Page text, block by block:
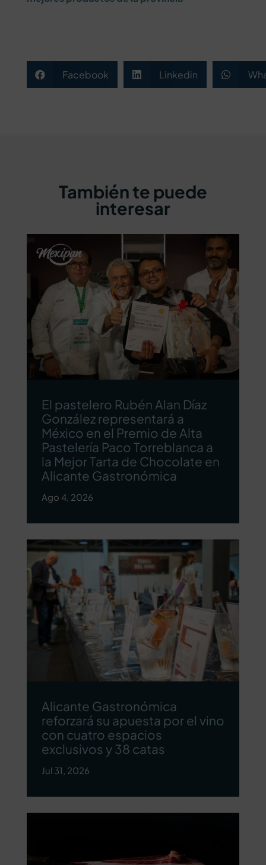
 Facebook  Linkedin 
También te puede
interesar
El pastelero Rubén Alan Díaz
González representará a
México en el Premio de Alta
Pastelería Paco Torreblanca a
la Mejor Tarta de Chocolate en
Alicante Gastronómica
Ago 4, 2026
Alicante Gastronómica
reforzará su apuesta por el vino
con cuatro espacios
exclusivos y 38 catas
Jul 31, 2026